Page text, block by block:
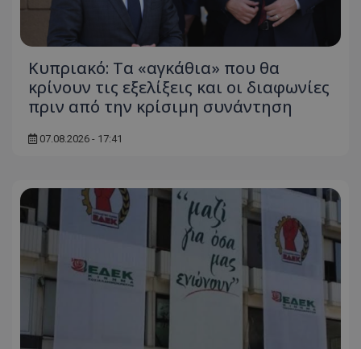
Κυπριακό: Τα «αγκάθια» που θα
κρίνουν τις εξελίξεις και οι διαφωνίες
πριν από την κρίσιμη συνάντηση
07.08.2026 - 17:41